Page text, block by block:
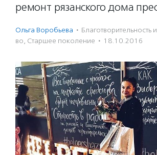
ремонт рязанского дома
Ольга Воробьева ·
во, Старшее поколение · 18.10.2016